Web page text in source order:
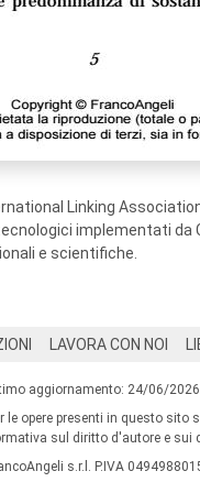
Linking
implementati da
e scientifiche.
LAVORA CON NOI
aggiornamento: 24/06/2026
le opere presenti in questo
sul diritto d'autore e sui
s.r.l. P.IVA